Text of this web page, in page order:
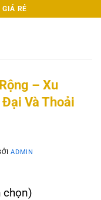
GIÁ RẺ
– Xu
Và Thoải
ADMIN
chọn)